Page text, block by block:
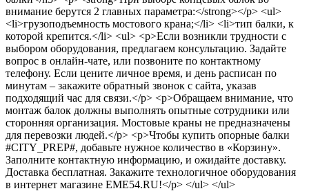
внимание берутся 2 главных параметра:</strong></p> <ul>
<li>грузоподъемность мостового крана;</li> <li>тип балки, к
которой крепится.</li> <ul> <p>Если возникли трудности с
выбором оборудования, предлагаем консультацию. Задайте
вопрос в онлайн-чате, или позвоните по контактному
телефону. Если цените личное время, и день расписан по
минутам – закажите обратный звонок с сайта, указав
подходящий час для связи.</p> <p>Обращаем внимание, что
монтаж балок должны выполнять опытные сотрудники или
сторонняя организация. Мостовые краны не предназначены
для перевозки людей.</p> <p>Чтобы купить опорные балки
#CITY_PREP#, добавьте нужное количество в «Корзину».
Заполните контактную информацию, и ожидайте доставку.
Доставка бесплатная. Закажите технологичное оборудования
в интернет магазине EME54.RU!</p> </ul> </ul>